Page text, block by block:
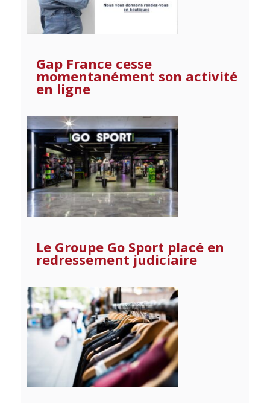
Gap France cesse
momentanément son activité
en ligne
Le Groupe Go Sport placé en
redressement judiciaire